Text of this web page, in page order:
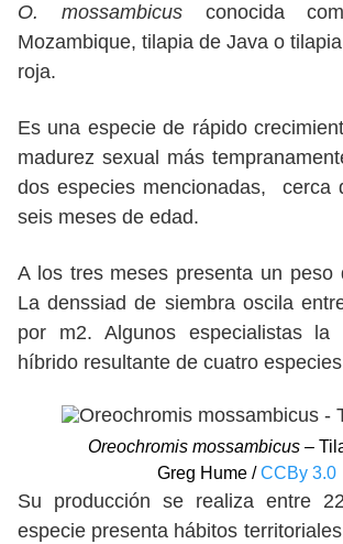
O. mossambicus conocida
Mozambique, tilapia de Java o
roja.
Es una especie de rápido
madurez sexual más
dos especies mencionadas, cerca
seis meses de edad.
A los tres meses presenta un peso
La denssiad de siembra oscila
por m2. Algunos especialistas la
híbrido resultante de cuatro
Oreochromis mossambicus –
Greg Hume /CCBy 3.0
Su producción se realiza entre
especie presenta hábitos